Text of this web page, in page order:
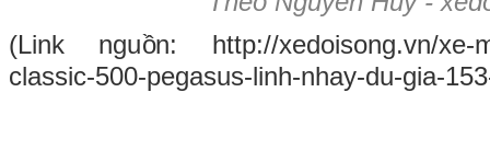
(Link nguồn: http://xedoisong.vn/xe-
classic-500-pegasus-linh-nhay-du-gia-